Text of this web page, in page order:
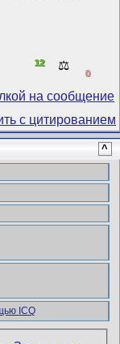
12 ⚖️
0
^